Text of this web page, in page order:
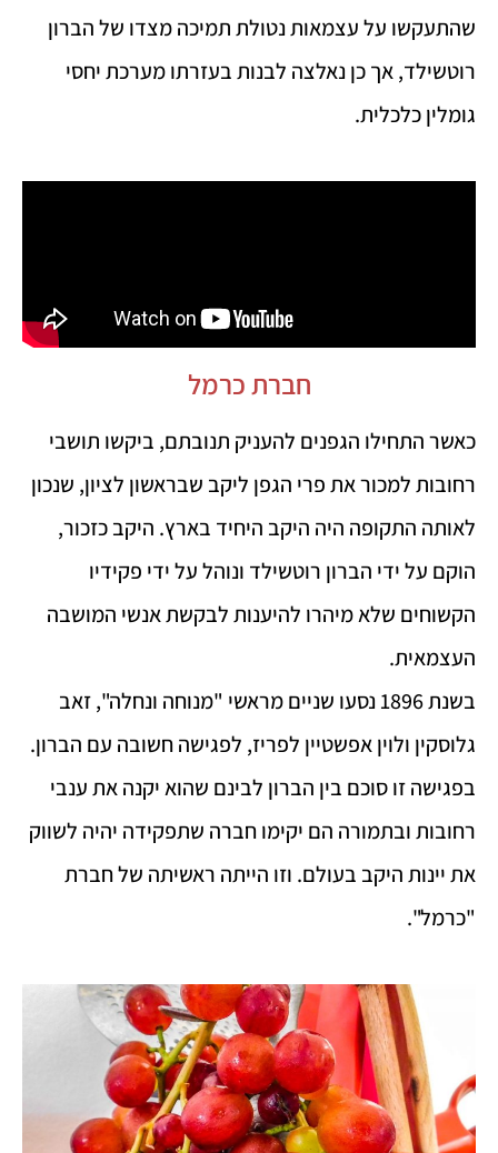
שהתעקשו על עצמאות נטולת תמיכה מצדו של הברון
רוטשילד, אך כן נאלצה לבנות בעזרתו מערכת יחסי
גומלין כלכלית.
חברת כרמל
כאשר התחילו הגפנים להעניק תנובתם, ביקשו תושבי
רחובות למכור את פרי הגפן ליקב שבראשון לציון, שנכון
לאותה התקופה היה היקב היחיד בארץ. היקב כזכור,
הוקם על ידי הברון רוטשילד ונוהל על ידי פקידיו
הקשוחים שלא מיהרו להיענות לבקשת אנשי המושבה
העצמאית.
בשנת 1896 נסעו שניים מראשי "מנוחה ונחלה", זאב
גלוסקין ולוין אפשטיין לפריז, לפגישה חשובה עם הברון.
בפגישה זו סוכם בין הברון לבינם שהוא יקנה את ענבי
רחובות ובתמורה הם יקימו חברה שתפקידה יהיה לשווק
את יינות היקב בעולם. וזו הייתה ראשיתה של חברת
"כרמל".